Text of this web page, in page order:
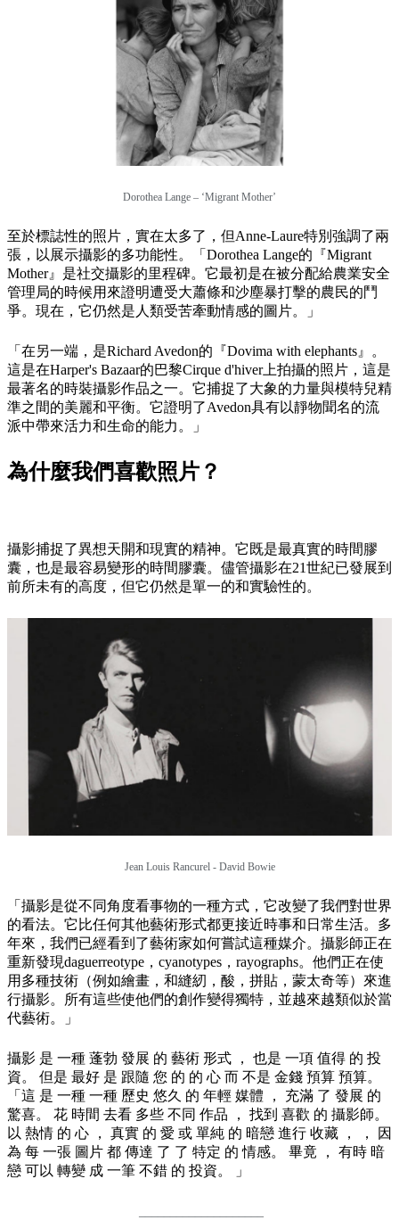
Dorothea Lange – ‘Migrant Mother’
至於標誌性的照片，實在太多了，但Anne-Laure特別強調了兩
張，以展示攝影的多功能性。「Dorothea Lange的『Migrant
Mother』是社交攝影的里程碑。它最初是在被分配給農業安全
管理局的時候用來證明遭受大蕭條和沙塵暴打擊的農民的鬥
爭。現在，它仍然是人類受苦牽動情感的圖片。」
「在另一端，是Richard Avedon的『Dovima with elephants』。
這是在Harper's Bazaar的巴黎Cirque d'hiver上拍攝的照片，這是
最著名的時裝攝影作品之一。它捕捉了大象的力量與模特兒精
準之間的美麗和平衡。它證明了Avedon具有以靜物聞名的流
派中帶來活力和生命的能力。」
為什麼我們喜歡照片？
攝影捕捉了異想天開和現實的精神。它既是最真實的時間膠
囊，也是最容易變形的時間膠囊。儘管攝影在21世紀已發展到
前所未有的高度，但它仍然是單一的和實驗性的。
Jean Louis Rancurel - David Bowie
「攝影是從不同角度看事物的一種方式，它改變了我們對世界
的看法。它比任何其他藝術形式都更接近時事和日常生活。多
年來，我們已經看到了藝術家如何嘗試這種媒介。攝影師正在
重新發現daguerreotype，cyanotypes，rayographs。他們正在使
用多種技術（例如繪畫，和縫紉，酸，拼貼，蒙太奇等）來進
行攝影。所有這些使他們的創作變得獨特，並越來越類似於當
代藝術。」
攝影 是 一種 蓬勃 發展 的 藝術 形式 ， 也是 一項 值得 的 投
資。 但是 最好 是 跟隨 您 的 的 心 而 不是 金錢 預算 預算。
「這 是 一種 一種 歷史 悠久 的 年輕 媒體 ， 充滿 了 發展 的
驚喜。 花 時間 去看 多些 不同 作品 ， 找到 喜歡 的 攝影師。
以 熱情 的 心 ， 真實 的 愛 或 單純 的 暗戀 進行 收藏 ， ， 因
為 每 一張 圖片 都 傳達 了 了 特定 的 情感。 畢竟 ， 有時 暗
戀 可以 轉變 成 一筆 不錯 的 投資。 」